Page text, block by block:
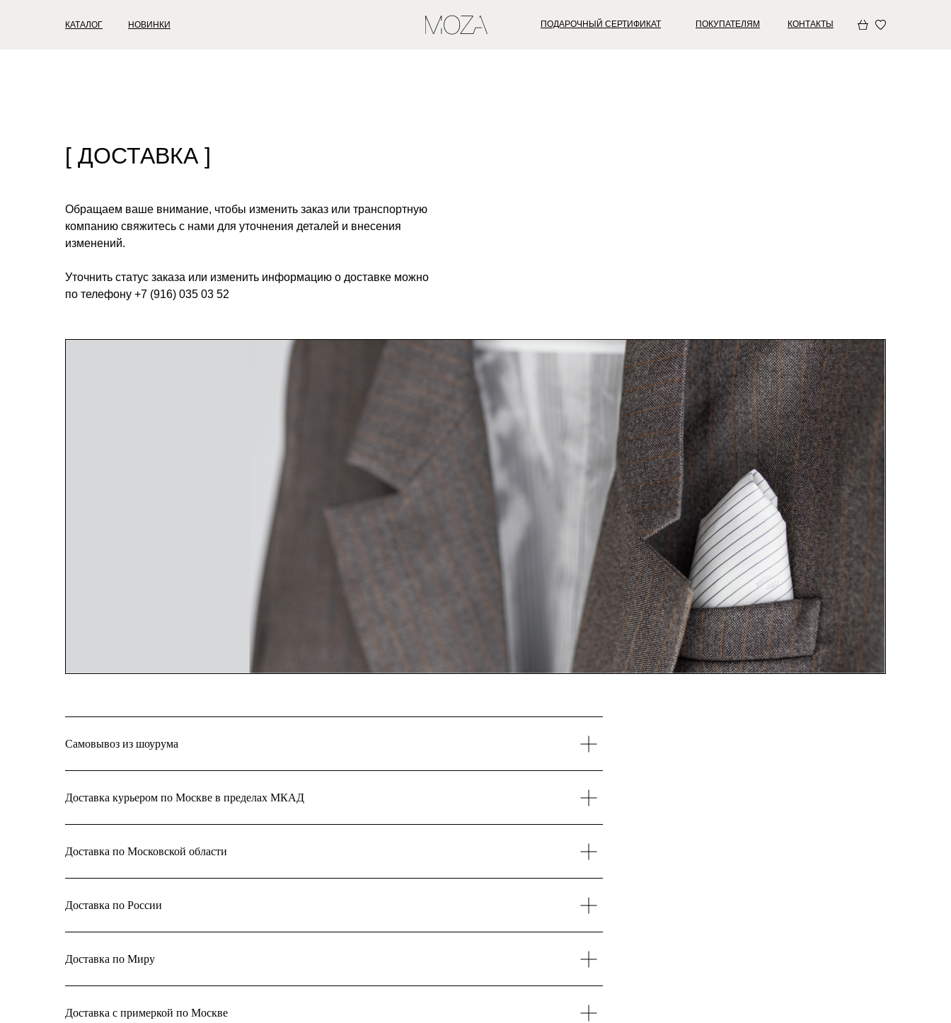
Бесплатная доставка при заказе от 30000₽
КАТАЛОГ ПОДАРОЧНЫЙ СЕРТИФИКАТ
НОВИНКИ ПОКУПАТЕЛЯМ КОНТАКТЫ
[ ДОСТАВКА ]
Обращаем ваше внимание, чтобы изменить заказ или транспортную
компанию свяжитесь с нами для уточнения деталей и внесения
изменений.
Уточнить статус заказа или изменить информацию о доставке можно
по телефону +7 (916) 035 03 52
Самовывоз из шоурума
Доставка курьером по Москве в пределах МКАД
Доставка по Московской области
Доставка по России
Доставка по Миру
Доставка с примеркой по Москве